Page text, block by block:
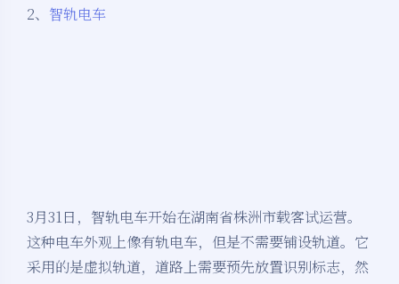
2、 智轨电车
3月31日，智轨电车开始在湖南省株洲市载客试运营。
这种电车外观上像有轨电车，但是不需要铺设轨道。它
采用的是虚拟轨道，道路上需要预先放置识别标志，然